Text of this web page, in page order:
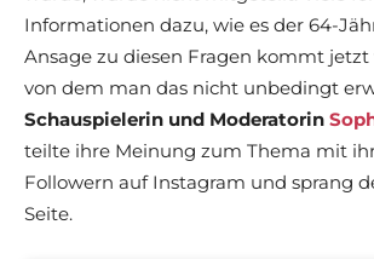
Informationen dazu, wie es der 64-
Ansage zu diesen Fragen kommt
von dem man das nicht unbedingt
Schauspielerin und Moderatorin
teilte ihre Meinung zum Thema mit
Followern auf Instagram und sprang
Seite.